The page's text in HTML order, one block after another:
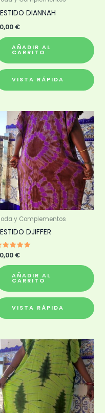
DIANNAH
€
AÑADIR AL
CARRITO
VISTA RÁPIDA
y Complementos
DJIFFER
5
€
AÑADIR AL
CARRITO
VISTA RÁPIDA